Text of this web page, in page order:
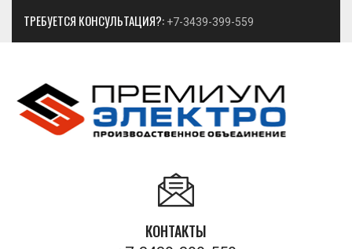
ТРЕБУЕТСЯ КОНСУЛЬТАЦИЯ?: +7-3439-399-559
КОНТАКТЫ